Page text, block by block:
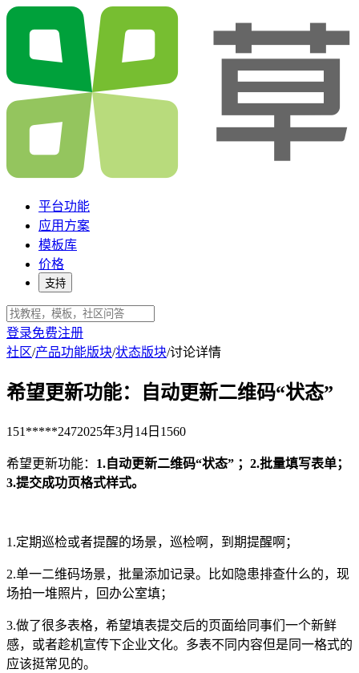
平台功能
应用方案
模板库
价格
支持
登录免费注册
社区/产品功能版块/状态版块/讨论详情
希望更新功能：自动更新二维码“状态”
151*****2472025年3月14日 1560
希望更新功能： 1.自动更新二维码“状态” ；2.批量填写表单；
3.提交成功页格式样式。
1.定期巡检或者提醒的场景，巡检啊，到期提醒啊；
2.单一二维码场景，批量添加记录。比如隐患排查什么的，现
场拍一堆照片，回办公室填；
3.做了很多表格，希望填表提交后的页面给同事们一个新鲜
感，或者趁机宣传下企业文化。多表不同内容但是同一格式的
应该挺常见的。